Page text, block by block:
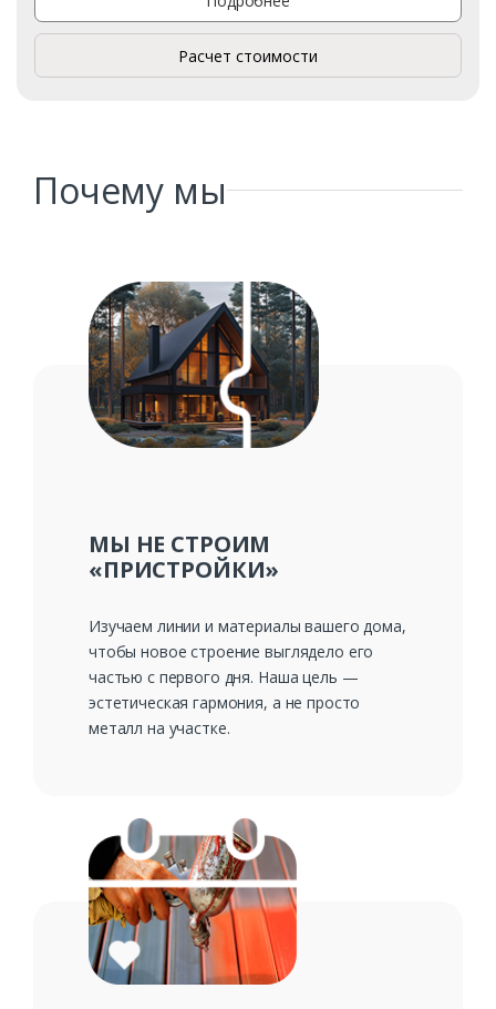
Ваше имя*
Ваш телефон*
Расчет стоимости
Почему мы
МЫ НЕ СТРОИМ
«ПРИСТРОЙКИ»
Изучаем линии и материалы вашего дома,
чтобы новое строение выглядело его
частью с первого дня. Наша цель —
эстетическая гармония, а не просто
металл на участке.